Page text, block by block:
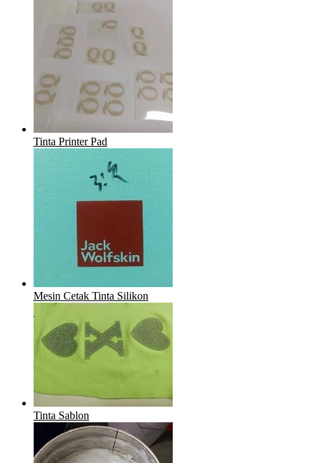
Tinta Printer Pad
Mesin Cetak Tinta Silikon
Tinta Sablon